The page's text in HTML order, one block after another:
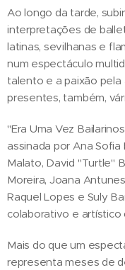
Ao longo da tarde,
interpretações de
latinas, sevilhanas e
num espectáculo
talento e a paixão
presentes, também,
"Era Uma Vez
assinada por Ana Sofia
Malato, David "Turtle"
Moreira, Joana
Raquel Lopes e Suly
colaborativo e artístico
Mais do que um
representa meses de